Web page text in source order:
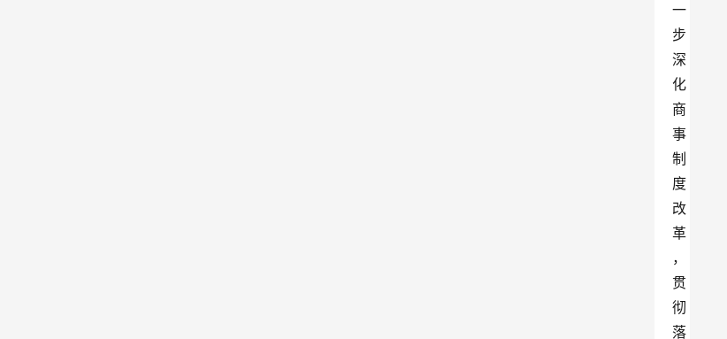
一
步
深
化
商
事
制
度
改
革
，
贯
彻
落